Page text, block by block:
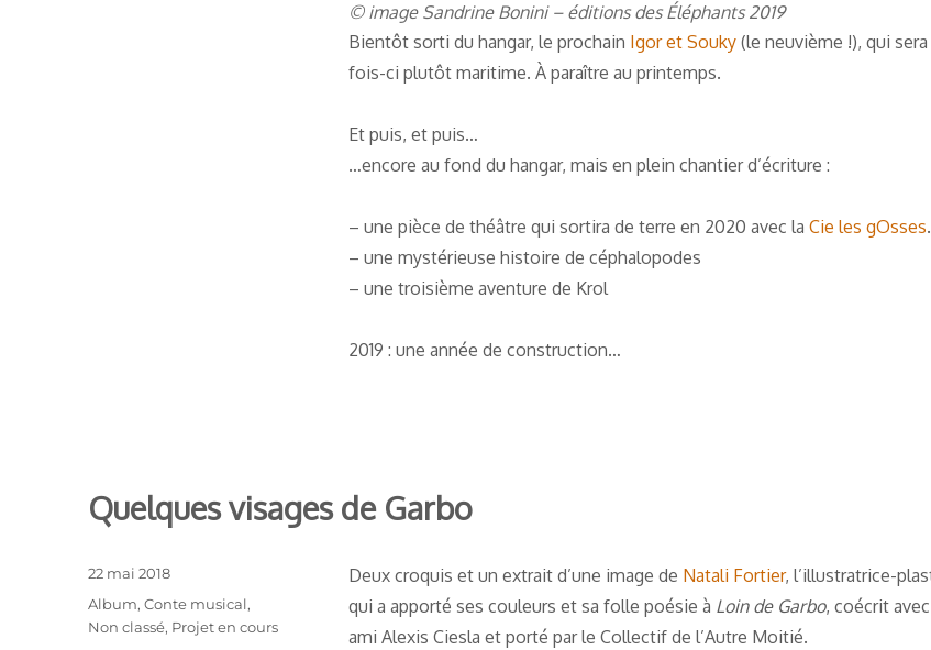
© image Sandrine Bonini – éditions des Éléphants 2019
Bientôt sorti du hangar, le prochain Igor et Souky (le neuvième !), qui
fois-ci plutôt maritime. À paraître au printemps.
Et puis, et puis…
…encore au fond du hangar, mais en plein chantier d’écriture :
– une pièce de théâtre qui sortira de terre en 2020 avec la Cie les gOsses.
– une mystérieuse histoire de céphalopodes
– une troisième aventure de Krol
2019 : une année de construction…
Quelques visages de Garbo
Deux croquis et un extrait d’une image de Natali Fortier, l’illustratrice-
qui a apporté ses couleurs et sa folle poésie à Loin de Garbo, coécrit
ami Alexis Ciesla et porté par le Collectif de l’Autre Moitié.
Publié
le
22 mai 2018
Catégories
Album,Conte musical,
Non classé, Projet en cours